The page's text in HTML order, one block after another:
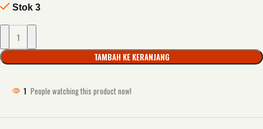
Stok 3
TAMBAH KE KERANJANG
1 People watching this product now!